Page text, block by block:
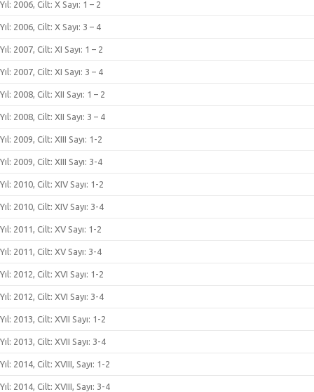
Yıl: 2006, Cilt: X Sayı: 1 – 2
Yıl: 2006, Cilt: X Sayı: 3 – 4
Yıl: 2007, Cilt: XI Sayı: 1 – 2
Yıl: 2007, Cilt: XI Sayı: 3 – 4
Yıl: 2008, Cilt: XII Sayı: 1 – 2
Yıl: 2008, Cilt: XII Sayı: 3 – 4
Yıl: 2009, Cilt: XIII Sayı: 1-2
Yıl: 2009, Cilt: XIII Sayı: 3-4
Yıl: 2010, Cilt: XIV Sayı: 1-2
Yıl: 2010, Cilt: XIV Sayı: 3-4
Yıl: 2011, Cilt: XV Sayı: 1-2
Yıl: 2011, Cilt: XV Sayı: 3-4
Yıl: 2012, Cilt: XVI Sayı: 1-2
Yıl: 2012, Cilt: XVI Sayı: 3-4
Yıl: 2013, Cilt: XVII Sayı: 1-2
Yıl: 2013, Cilt: XVII Sayı: 3-4
Yıl: 2014, Cilt: XVIII, Sayı: 1-2
Yıl: 2014, Cilt: XVIII, Sayı: 3-4